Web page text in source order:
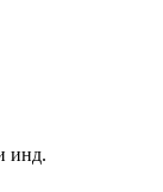
инд.